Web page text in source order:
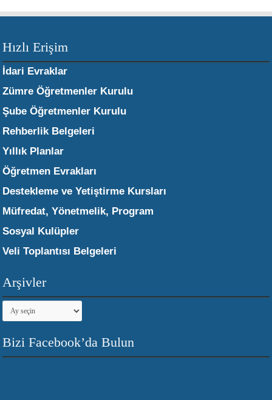
Hızlı Erişim
İdari Evraklar
Zümre Öğretmenler Kurulu
Şube Öğretmenler Kurulu
Rehberlik Belgeleri
Yıllık Planlar
Öğretmen Evrakları
Destekleme ve Yetiştirme Kursları
Müfredat, Yönetmelik, Program
Sosyal Kulüpler
Veli Toplantısı Belgeleri
Arşivler
Arşivler
Bizi Facebook’da Bulun